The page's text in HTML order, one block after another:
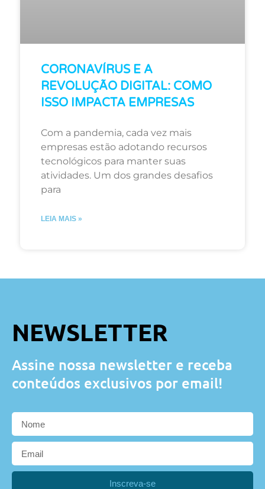
CORONAVÍRUS E A
REVOLUÇÃO DIGITAL: COMO
ISSO IMPACTA EMPRESAS
Com a pandemia, cada vez mais
empresas estão adotando recursos
tecnológicos para manter suas
atividades. Um dos grandes desafios
para
LEIA MAIS »
NEWSLETTER
Assine nossa newsletter e receba
conteúdos exclusivos por email!
Inscreva-se